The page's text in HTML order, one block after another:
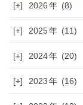
[+] 2026 (8)
[+] 2025 (11)
[+] 2024 (20)
[+] 2023 (16)